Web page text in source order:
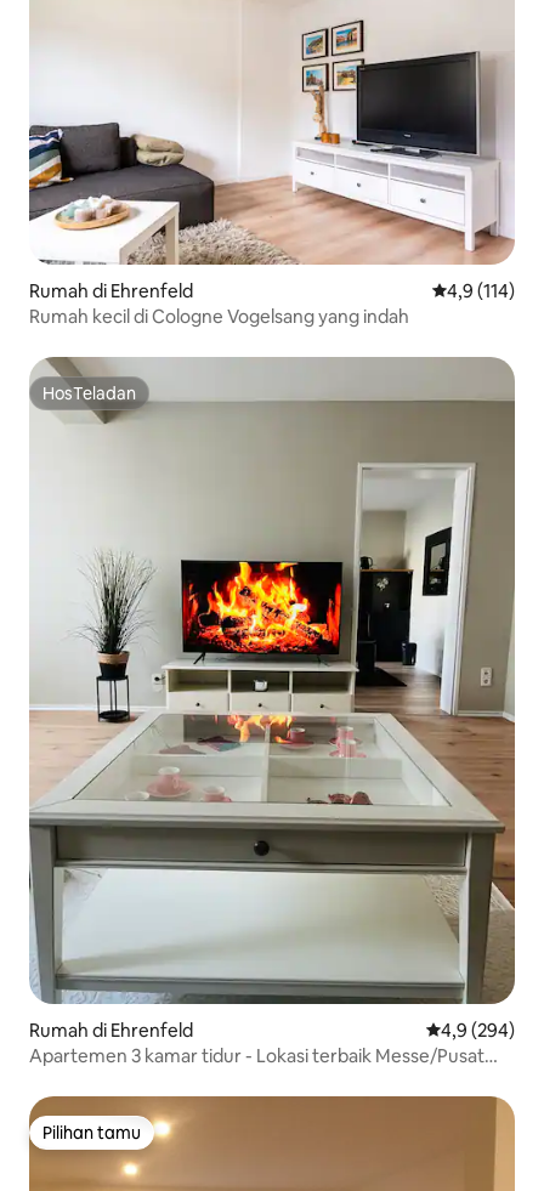
Rumah di Ehrenfeld Nilai rata-
4,9 (114)
Rumah kecil di Cologne Vogelsang yang indah
HosTeladan
HosTeladan
Rumah di Ehrenfeld Nilai rata-rata
4,9 (294)
Apartemen 3 kamar tidur - Lokasi terbaik Messe/Pusat
Pilihan tamu
Pilihan tamu